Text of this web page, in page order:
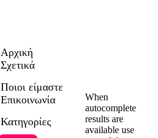
Αρχική
Σχετικά
Ποιοι είμαστε
Επικοινωνία
Κατηγορίες
When
autocomplete
results are
available use